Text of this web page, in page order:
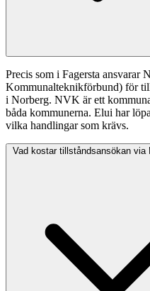
Precis som i Fagersta ansvarar
Kommunalteknikförbund) för
i Norberg. NVK är ett
båda kommunerna. Elui har
vilka handlingar som krävs.
Vad kostar tillståndsansökan via